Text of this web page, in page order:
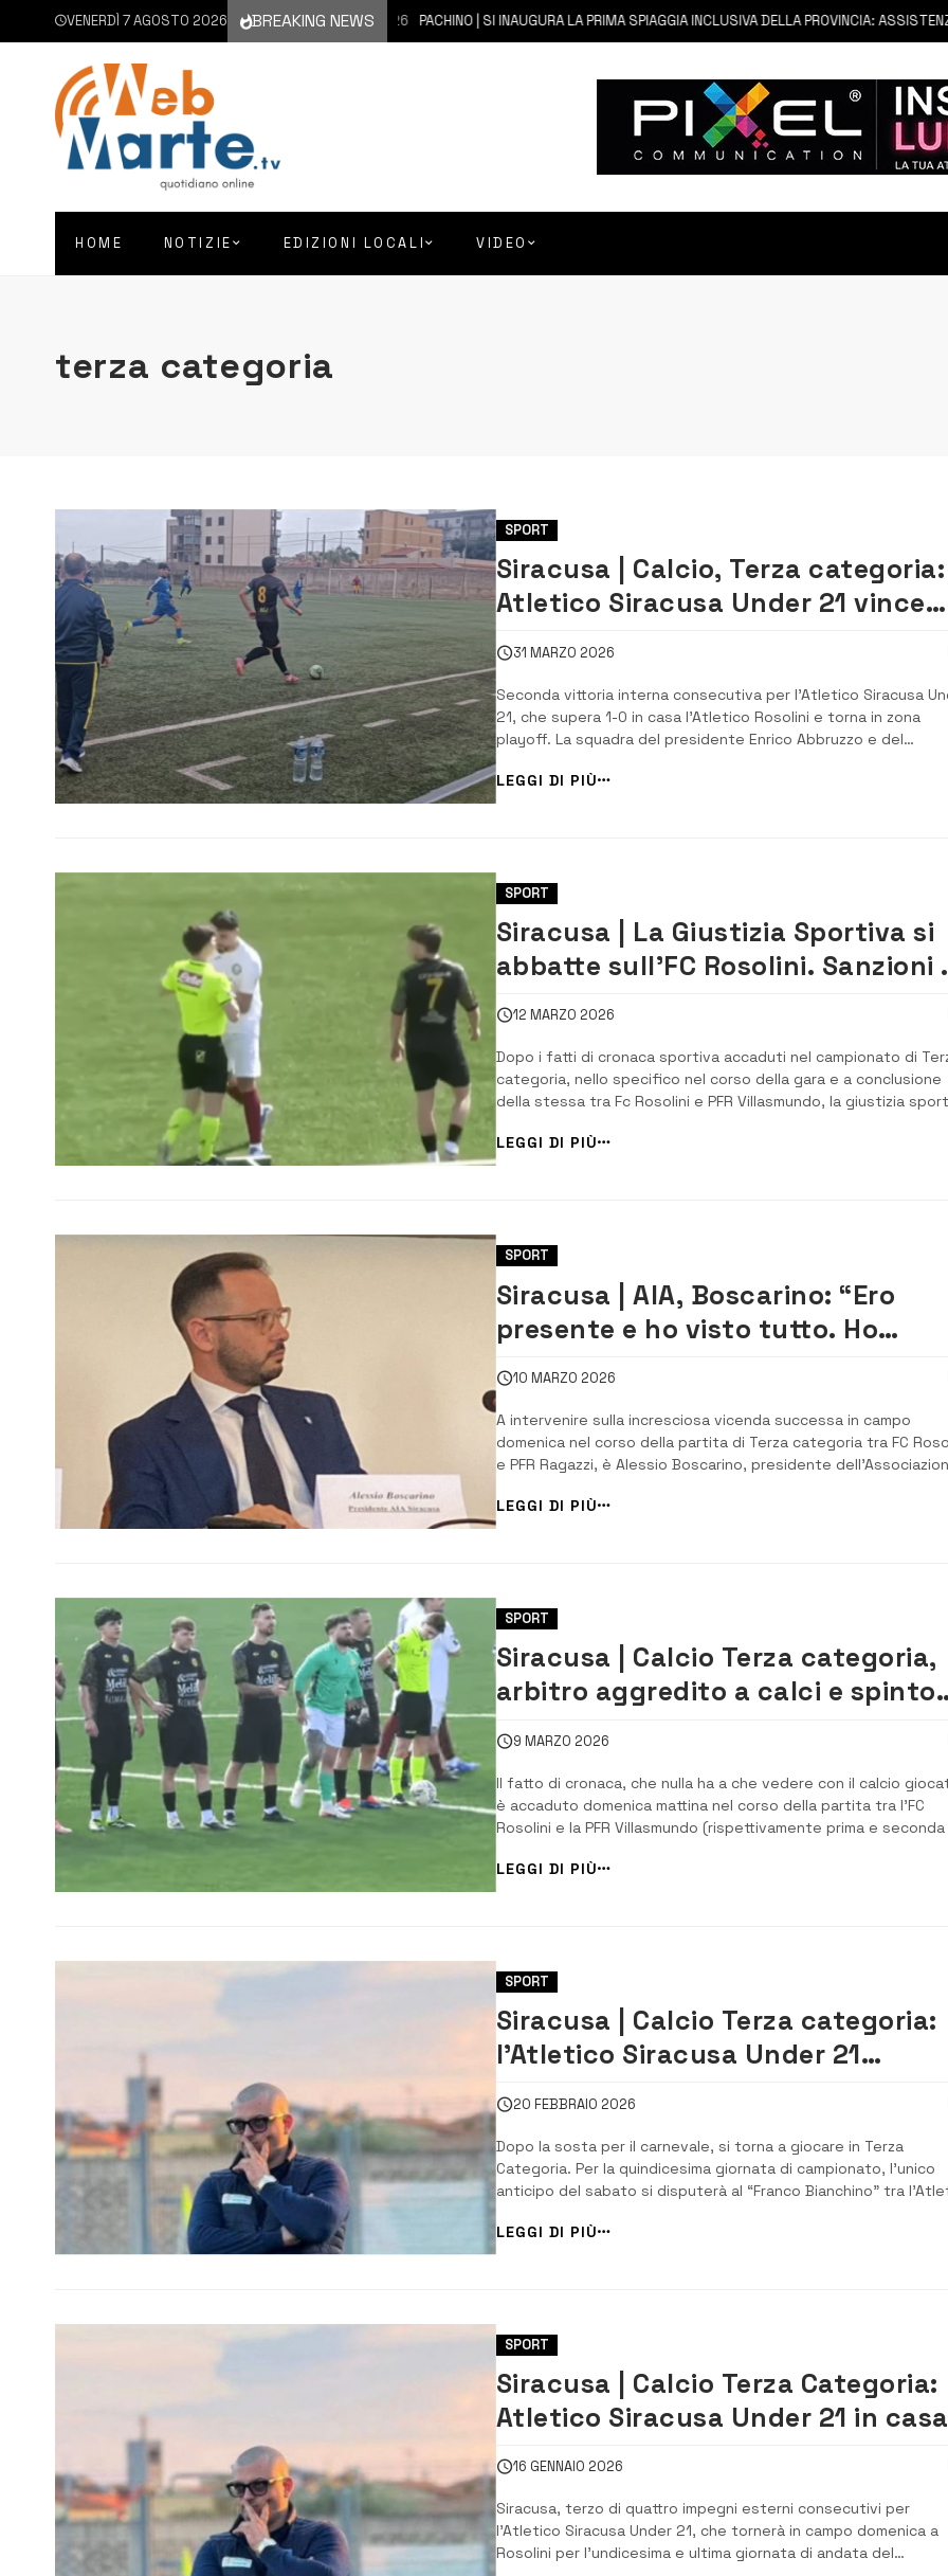
VENERDÌ 7 AGOSTO 2026 BREAKING NEWS
7 AGOSTO 2026 PACHINO | SI INAUGURA LA PRIMA SPIAGGIA INCLUSIVA DELLA PROVINCIA: ASSISTENZA E
HOME NOTIZIE EDIZIONI LOCALI VIDEO
terza categoria
SPORT
Siracusa | Calcio, Terza categoria:
Atletico Siracusa Under 21 vince
ancora
31 MARZO 2026
Seconda vittoria interna consecutiva per l’Atletico Siracusa
21, che supera 1-0 in casa l’Atletico Rosolini e torna in zona
playoff. La squadra del presidente Enrico Abbruzzo e del
vicepresidente Antonino Rinauro (che hanno sempre seguito le
gare interne e spesso anche quelle esterne) è quinta in
ma, nelle due giornate che rim...
LEGGI DI PIÙ
SPORT
Siracusa | La Giustizia Sportiva si
abbatte sull’FC Rosolini. Sanzioni
squalifiche a pioggia
12 MARZO 2026
Dopo i fatti di cronaca sportiva accaduti nel campionato di
categoria, nello specifico nel corso della gara e a conclusione
della stessa tra Fc Rosolini e PFR Villasmundo, la giustizia
di casa, l’FC Rosolini, con sanzioni economiche e disciplinari
pesanti: ...
LEGGI DI PIÙ
SPORT
Siracusa | AIA, Boscarino: “Ero
presente e ho visto tutto. Ho
rischiato anch’io”
10 MARZO 2026
A intervenire sulla incresciosa vicenda successa in campo
domenica nel corso della partita di Terza categoria tra FC
e PFR Ragazzi, è Alessio Boscarino, presidente
commentare quanto accaduto. «Ero presente e ho visto e
ascoltato tutto», esordisce dopo l’aggr...
LEGGI DI PIÙ
SPORT
Siracusa | Calcio Terza categoria,
arbitro aggredito a calci e
Partita sospesa
9 MARZO 2026
Il fatto di cronaca, che nulla ha a che vedere con il calcio
è accaduto domenica mattina nel corso della partita tra l’FC
Rosolini e la PFR Villasmundo (rispettivamente prima e seconda
Terza categoria girone unico. Questo il comunicato della società
PFR Villasmundo [...
LEGGI DI PIÙ
SPORT
Siracusa | Calcio Terza categoria:
l’Atletico Siracusa Under 21
affronta il Marzamemi
20 FEBBRAIO 2026
Dopo la sosta per il carnevale, si torna a giocare in Terza
Categoria. Per la quindicesima giornata di campionato, l’unico
anticipo del sabato si disputerà al “Franco Bianchino” tra
prevede un match combattuto tra due formazioni che
condividono la stessa posizione in [&h...
LEGGI DI PIÙ
SPORT
Siracusa | Calcio Terza Categoria:
Atletico Siracusa Under 21 in casa
della capolista Fc Rosolini
16 GENNAIO 2026
Siracusa, terzo di quattro impegni esterni consecutivi per
l’Atletico Siracusa Under 21, che tornerà in campo domenica a
Rosolini per l’undicesima e ultima giornata di andata del